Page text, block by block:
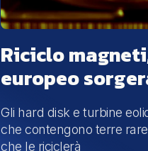
Riciclo
europeo
Gli hard disk e turbine
che contengono terre
che le riciclerà